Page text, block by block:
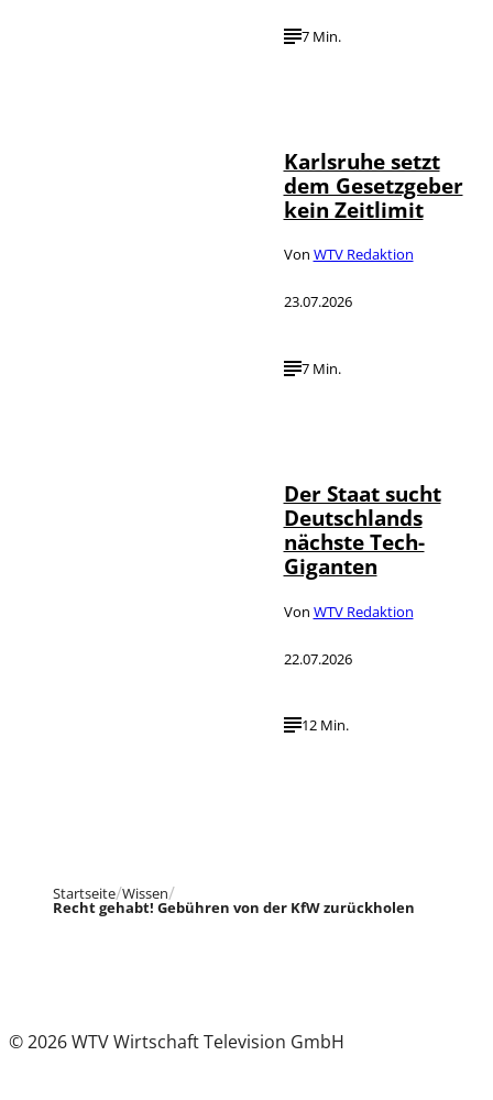
7 Min.
Karlsruhe setzt
dem Gesetzgeber
kein Zeitlimit
Von WTV Redaktion
23.07.2026
7 Min.
Der Staat sucht
Deutschlands
nächste Tech-
Giganten
Von WTV Redaktion
22.07.2026
12 Min.
Startseite Wissen
Recht gehabt! Gebühren von der KfW zurückholen
© 2026 WTV Wirtschaft Television GmbH